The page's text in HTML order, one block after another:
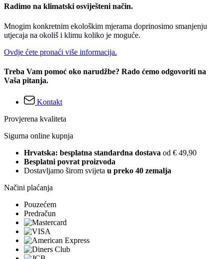
Radimo na klimatski osviješteni način.
Mnogim konkretnim ekološkim mjerama doprinosimo smanjenju
utjecaja na okoliš i klimu koliko je moguće.
Ovdje ćete pronaći više informacija.
Treba Vam pomoć oko narudžbe? Rado ćemo odgovoriti na
Vaša pitanja.
Kontakt
Provjerena kvaliteta
Sigurna online kupnja
Hrvatska: besplatna standardna dostava od € 49,90
Besplatni povrat proizvoda
Dostavljamo širom svijeta u preko 40 zemalja
Načini plaćanja
Pouzećem
Predračun